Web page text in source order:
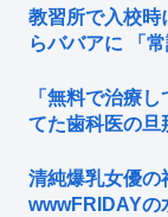
教習所で入校時
らババアに 「
「無料で治療
てた歯科医の旦
清純爆乳女優の
wwwFRIDAYの